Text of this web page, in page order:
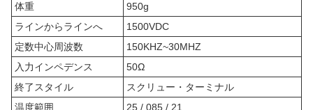
体重
950g
ラインからラインへ
1500VDC
定数中心周波数
150KHZ~30MHZ
入力インペデンス
50Ω
終了スタイル
スクリュー・ターミナル
温度範囲
25 / 085 / 21